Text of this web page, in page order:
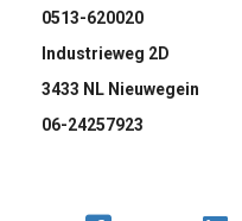
0513-620020
Industrieweg 2D
3433 NL Nieuwegein
06-24257923